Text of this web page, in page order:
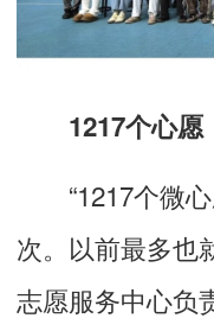
1217个心愿
“1217个微心
次。以前最多也
志愿服务中心负